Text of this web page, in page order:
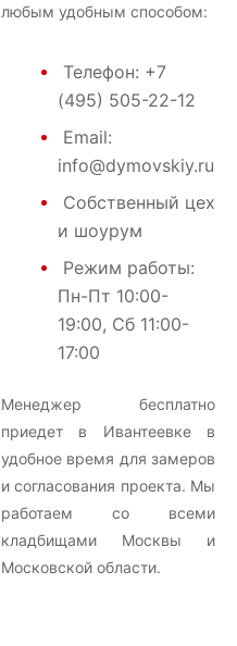
любым удобным способом:
Телефон: +7
(495) 505-22-12
Email:
info@dymovskiy.ru
Собственный цех
и шоурум
Режим работы:
Пн-Пт 10:00-
19:00, Сб 11:00-
17:00
Менеджер бесплатно
приедет в Ивантеевке в
удобное время для замеров
и согласования проекта. Мы
работаем со всеми
кладбищами Москвы и
Московской области.